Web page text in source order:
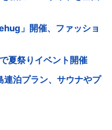
」開催、ファッショ
夏祭りイベント開催
泊プラン、サウナやプ